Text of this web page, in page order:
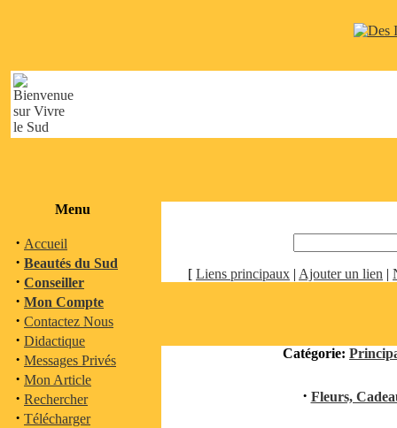
Menu
· Accueil
· Beautés du Sud
· Conseiller
· Mon Compte
· Contactez Nous
· Didactique
· Messages Privés
· Mon Article
· Rechercher
· Télécharger
[ Liens principaux | Ajouter un lien |
Catégorie:
· Fleurs,